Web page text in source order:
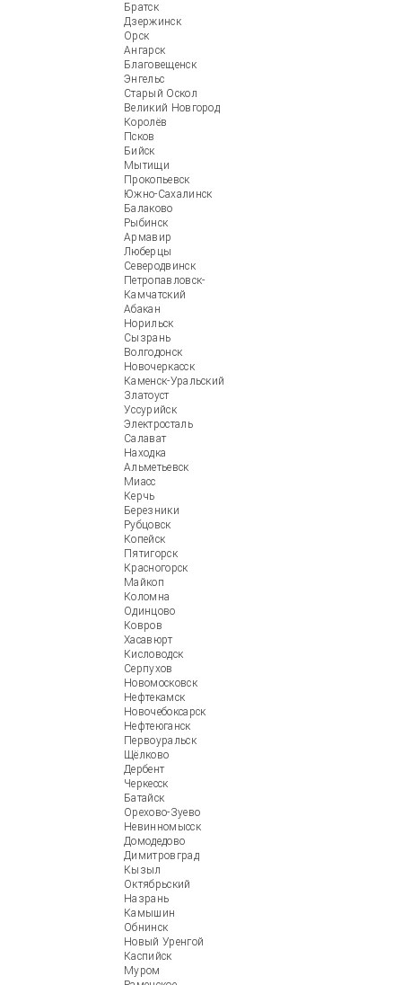
Братск
Дзержинск
Орск
Ангарск
Благовещенск
Энгельс
Старый Оскол
Великий Новгород
Королёв
Псков
Бийск
Мытищи
Прокопьевск
Южно-Сахалинск
Балаково
Рыбинск
Армавир
Люберцы
Северодвинск
Петропавловск-
Камчатский
Абакан
Норильск
Сызрань
Волгодонск
Новочеркасск
Каменск-Уральский
Златоуст
Уссурийск
Электросталь
Салават
Находка
Альметьевск
Миасс
Керчь
Березники
Рубцовск
Копейск
Пятигорск
Красногорск
Майкоп
Коломна
Одинцово
Ковров
Хасавюрт
Кисловодск
Серпухов
Новомосковск
Нефтекамск
Новочебоксарск
Нефтеюганск
Первоуральск
Щёлково
Дербент
Черкесск
Батайск
Орехово-Зуево
Невинномысск
Домодедово
Димитровград
Кызыл
Октябрьский
Назрань
Камышин
Обнинск
Новый Уренгой
Каспийск
Муром